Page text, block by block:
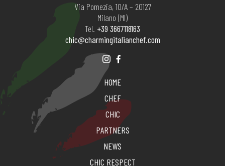
Via Pomezia, 10/A – 20127
Milano (MI)
Tel. +39 3667118163
chic@charmingitalianchef.com
HOME
CHEF
CHIC
PARTNERS
NEWS
CHIC RESPECT